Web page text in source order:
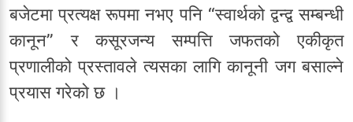
बजेटमा प्रत्यक्ष रूपमा नभए पनि “स्वार्थको द्वन्द्व सम्बन्धी
कानून” र कसूरजन्य सम्पत्ति जफतको एकीकृत
प्रणालीको प्रस्तावले त्यसका लागि कानूनी जग बसाल्ने
प्रयास गरेको छ ।